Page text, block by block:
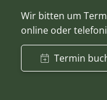
Wir bitten um
online oder
Termin